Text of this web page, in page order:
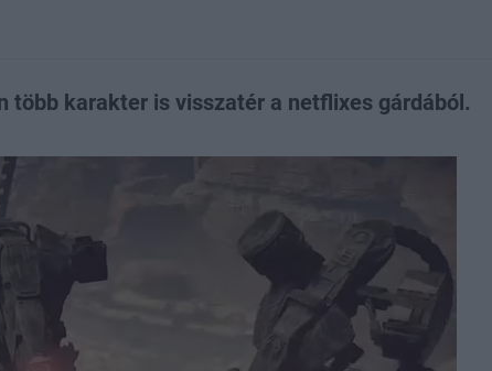
több karakter is visszatér a netflixes gárdából.